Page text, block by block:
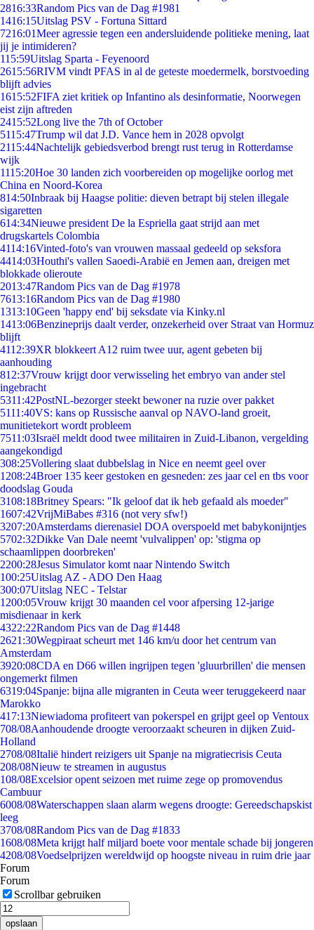
2816:33Random Pics van de Dag #1981
1416:15Uitslag PSV - Fortuna Sittard
7216:01Meer agressie tegen een andersluidende politieke mening, laat
jij je intimideren?
115:59Uitslag Sparta - Feyenoord
2615:56RIVM vindt PFAS in al de geteste moedermelk, borstvoeding
blijft advies
1615:52FIFA ziet kritiek op Infantino als desinformatie, Noorwegen
eist zijn aftreden
2415:52Long live the 7th of October
5115:47Trump wil dat J.D. Vance hem in 2028 opvolgt
2115:44Nachtelijk gebiedsverbod brengt rust terug in Rotterdamse
wijk
1115:20Hoe 30 landen zich voorbereiden op mogelijke oorlog met
China en Noord-Korea
814:50Inbraak bij Haagse politie: dieven betrapt bij stelen illegale
sigaretten
614:34Nieuwe president De la Espriella gaat strijd aan met
drugskartels Colombia
4114:16Vinted-foto's van vrouwen massaal gedeeld op seksfora
4414:03Houthi's vallen Saoedi-Arabië en Jemen aan, dreigen met
blokkade olieroute
2013:47Random Pics van de Dag #1978
7613:16Random Pics van de Dag #1980
1313:10Geen 'happy end' bij seksdate via Kinky.nl
1413:06Benzineprijs daalt verder, onzekerheid over Straat van Hormuz
blijft
4112:39XR blokkeert A12 ruim twee uur, agent gebeten bij
aanhouding
812:37Vrouw krijgt door verwisseling het embryo van ander stel
ingebracht
5311:42PostNL-bezorger steekt bewoner na ruzie over pakket
5111:40VS: kans op Russische aanval op NAVO-land groeit,
munitietekort wordt probleem
7511:03Israël meldt dood twee militairen in Zuid-Libanon, vergelding
aangekondigd
308:25Vollering slaat dubbelslag in Nice en neemt geel over
1208:24Broer 135 keer gestoken en gesneden: zes jaar cel en tbs voor
doodslag Gouda
3108:18Britney Spears: "Ik geloof dat ik heb gefaald als moeder"
1607:42VrijMiBabes #316 (not very sfw!)
3207:20Amsterdams dierenasiel DOA overspoeld met babykonijntjes
5702:32Dikke Van Dale neemt 'vulvalippen' op: 'stigma op
schaamlippen doorbreken'
2200:28Jesus Simulator komt naar Nintendo Switch
100:25Uitslag AZ - ADO Den Haag
300:07Uitslag NEC - Telstar
1200:05Vrouw krijgt 30 maanden cel voor afpersing 12-jarige
misdienaar in kerk
4322:22Random Pics van de Dag #1448
2621:30Wegpiraat scheurt met 146 km/u door het centrum van
Amsterdam
3920:08CDA en D66 willen ingrijpen tegen 'gluurbrillen' die mensen
ongemerkt filmen
6319:04Spanje: bijna alle migranten in Ceuta weer teruggekeerd naar
Marokko
417:13Niewiadoma profiteert van pokerspel en grijpt geel op Ventoux
708/08Aanhoudende droogte veroorzaakt scheuren in dijken Zuid-
Holland
2708/08Italië hindert reizigers uit Spanje na migratiecrisis Ceuta
208/08Nieuw te streamen in augustus
108/08Excelsior opent seizoen met ruime zege op promovendus
Cambuur
6008/08Waterschappen slaan alarm wegens droogte: Gereedschapskist
leeg
3708/08Random Pics van de Dag #1833
1608/08Meta krijgt half miljard boete voor mentale schade bij jongeren
4208/08Voedselprijzen wereldwijd op hoogste niveau in ruim drie jaar
Forum
Forum
Scrollbar gebruiken
opslaan